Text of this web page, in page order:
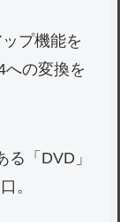
プ機能を
への変換を
「DVD」
。